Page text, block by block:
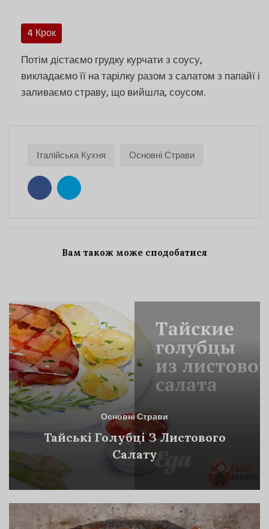
4 Крок
Потім дістаємо грудку курчати з соусу,
викладаємо її на тарілку разом з салатом з папайї і
заливаємо страву, що вийшла, соусом.
Італійська Кухня Основні Страви
Вам також може сподобатися
Основні Страви
Тайські Голубці З Листового
Салату